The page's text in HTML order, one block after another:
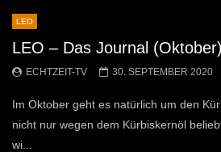
LEO
LEO – Das Journal (Oktober)
ECHTZEIT-TV 30. SEPTEMBER 2020
Im Oktober geht es natürlich um den
nicht nur wegen dem Kürbiskernöl
wi...